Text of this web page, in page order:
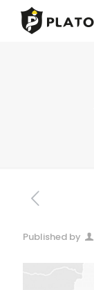
Published by